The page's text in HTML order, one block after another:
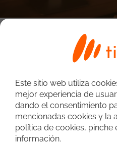
empleos encontrados
Este sitio web utiliza
mejor experiencia de
dando el consentimiento
mencionadas cookies y la
política de cookies, pinche
información.